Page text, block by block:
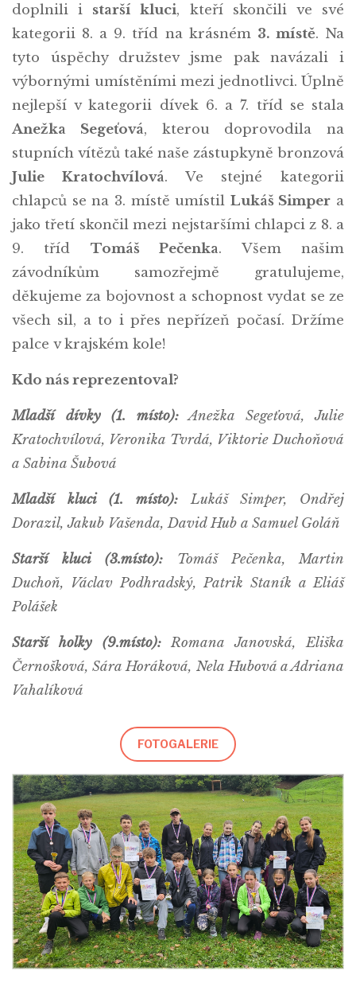
doplnili i starší kluci, kteří skončili ve své
kategorii 8. a 9. tříd na krásném 3. místě. Na
tyto úspěchy družstev jsme pak navázali i
výbornými umístěními mezi jednotlivci. Úplně
nejlepší v kategorii dívek 6. a 7. tříd se stala
Anežka Segeťová, kterou doprovodila na
stupních vítězů také naše zástupkyně bronzová
Julie Kratochvílová. Ve stejné kategorii
chlapců se na 3. místě umístil Lukáš Simper a
jako třetí skončil mezi nejstaršími chlapci z 8. a
9. tříd Tomáš Pečenka. Všem našim
závodníkům samozřejmě gratulujeme,
děkujeme za bojovnost a schopnost vydat se ze
všech sil, a to i přes nepřízeň počasí. Držíme
palce v krajském kole!
Kdo nás reprezentoval?
Mladší dívky (1. místo):Anežka Segeťová, Julie
Kratochvílová, Veronika Tvrdá, Viktorie Duchoňová
a Sabina Šubová
Mladší kluci (1. místo): Lukáš Simper, Ondřej
Dorazil, Jakub Vašenda, David Hub a Samuel Goláň
Starší kluci (3.místo): Tomáš Pečenka, Martin
Duchoň, Václav Podhradský, Patrik Staník a Eliáš
Polášek
Starší holky (9.místo):Romana Janovská, Eliška
Černošková, Sára Horáková, Nela Hubová a Adriana
Vahalíková
FOTOGALERIE